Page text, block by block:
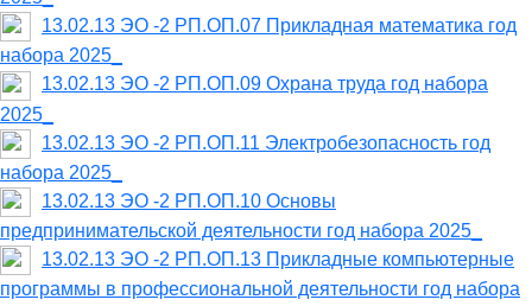
13.02.13 ЭО -2 РП.ОП.07 Прикладная математика год
набора 2025_
13.02.13 ЭО -2 РП.ОП.09 Охрана труда год набора
2025_
13.02.13 ЭО -2 РП.ОП.11 Электробезопасность год
набора 2025_
13.02.13 ЭО -2 РП.ОП.10 Основы
предпринимательской деятельности год набора 2025_
13.02.13 ЭО -2 РП.ОП.13 Прикладные компьютерные
программы в профессиональной деятельности год набора